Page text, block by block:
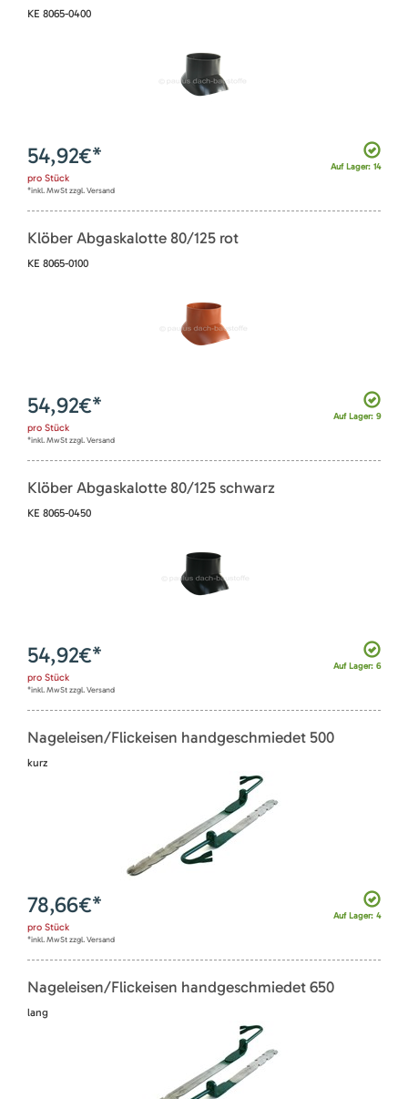
KE 8065-0400
Auf Lager: 14
54,92€*
pro Stück
*inkl. MwSt zzgl. Versand
Klöber Abgaskalotte 80/125 rot
KE 8065-0100
Auf Lager: 9
54,92€*
pro Stück
*inkl. MwSt zzgl. Versand
Klöber Abgaskalotte 80/125 schwarz
KE 8065-0450
Auf Lager: 6
54,92€*
pro Stück
*inkl. MwSt zzgl. Versand
Nageleisen/Flickeisen handgeschmiedet 500
kurz
Auf Lager: 4
78,66€*
pro Stück
*inkl. MwSt zzgl. Versand
Nageleisen/Flickeisen handgeschmiedet 650
lang